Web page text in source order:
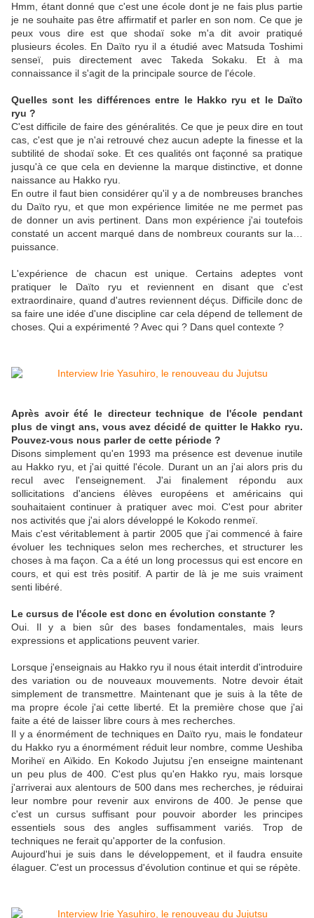
Hmm, étant donné que c'est une école dont je ne fais plus partie
je ne souhaite pas être affirmatif et parler en son nom. Ce que je
peux vous dire est que shodaï soke m'a dit avoir pratiqué
plusieurs écoles. En Daïto ryu il a étudié avec Matsuda Toshimi
senseï, puis directement avec Takeda Sokaku. Et à ma
connaissance il s'agit de la principale source de l'école.
Quelles sont les différences entre le Hakko ryu et le Daïto
ryu ?
C'est difficile de faire des généralités. Ce que je peux dire en tout
cas, c'est que je n'ai retrouvé chez aucun adepte la finesse et la
subtilité de shodaï soke. Et ces qualités ont façonné sa pratique
jusqu'à ce que cela en devienne la marque distinctive, et donne
naissance au Hakko ryu.
En outre il faut bien considérer qu'il y a de nombreuses branches
du Daïto ryu, et que mon expérience limitée ne me permet pas
de donner un avis pertinent. Dans mon expérience j'ai toutefois
constaté un accent marqué dans de nombreux courants sur la…
puissance.
L'expérience de chacun est unique. Certains adeptes vont
pratiquer le Daïto ryu et reviennent en disant que c'est
extraordinaire, quand d'autres reviennent déçus. Difficile donc de
sa faire une idée d'une discipline car cela dépend de tellement de
choses. Qui a expérimenté ? Avec qui ? Dans quel contexte ?
Après avoir été le directeur technique de l'école pendant
plus de vingt ans, vous avez décidé de quitter le Hakko ryu.
Pouvez-vous nous parler de cette période ?
Disons simplement qu'en 1993 ma présence est devenue inutile
au Hakko ryu, et j'ai quitté l'école. Durant un an j'ai alors pris du
recul avec l'enseignement. J'ai finalement répondu aux
sollicitations d'anciens élèves européens et américains qui
souhaitaient continuer à pratiquer avec moi. C'est pour abriter
nos activités que j'ai alors développé le Kokodo renmeï.
Mais c'est véritablement à partir 2005 que j'ai commencé à faire
évoluer les techniques selon mes recherches, et structurer les
choses à ma façon. Ca a été un long processus qui est encore en
cours, et qui est très positif. A partir de là je me suis vraiment
senti libéré.
Le cursus de l'école est donc en évolution constante ?
Oui. Il y a bien sûr des bases fondamentales, mais leurs
expressions et applications peuvent varier.
Lorsque j'enseignais au Hakko ryu il nous était interdit d'introduire
des variation ou de nouveaux mouvements. Notre devoir était
simplement de transmettre. Maintenant que je suis à la tête de
ma propre école j'ai cette liberté. Et la première chose que j'ai
faite a été de laisser libre cours à mes recherches.
Il y a énormément de techniques en Daïto ryu, mais le fondateur
du Hakko ryu a énormément réduit leur nombre, comme Ueshiba
Moriheï en Aïkido. En Kokodo Jujutsu j'en enseigne maintenant
un peu plus de 400. C'est plus qu'en Hakko ryu, mais lorsque
j'arriverai aux alentours de 500 dans mes recherches, je réduirai
leur nombre pour revenir aux environs de 400. Je pense que
c'est un cursus suffisant pour pouvoir aborder les principes
essentiels sous des angles suffisamment variés. Trop de
techniques ne ferait qu'apporter de la confusion.
Aujourd'hui je suis dans le développement, et il faudra ensuite
élaguer. C'est un processus d'évolution continue et qui se répète.